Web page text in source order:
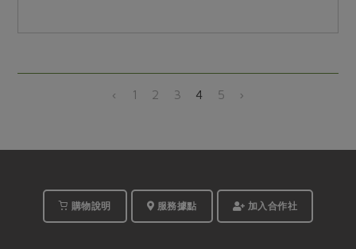
‹ 1 2 3 4 5 ›
購物說明 服務據點 加入合作社